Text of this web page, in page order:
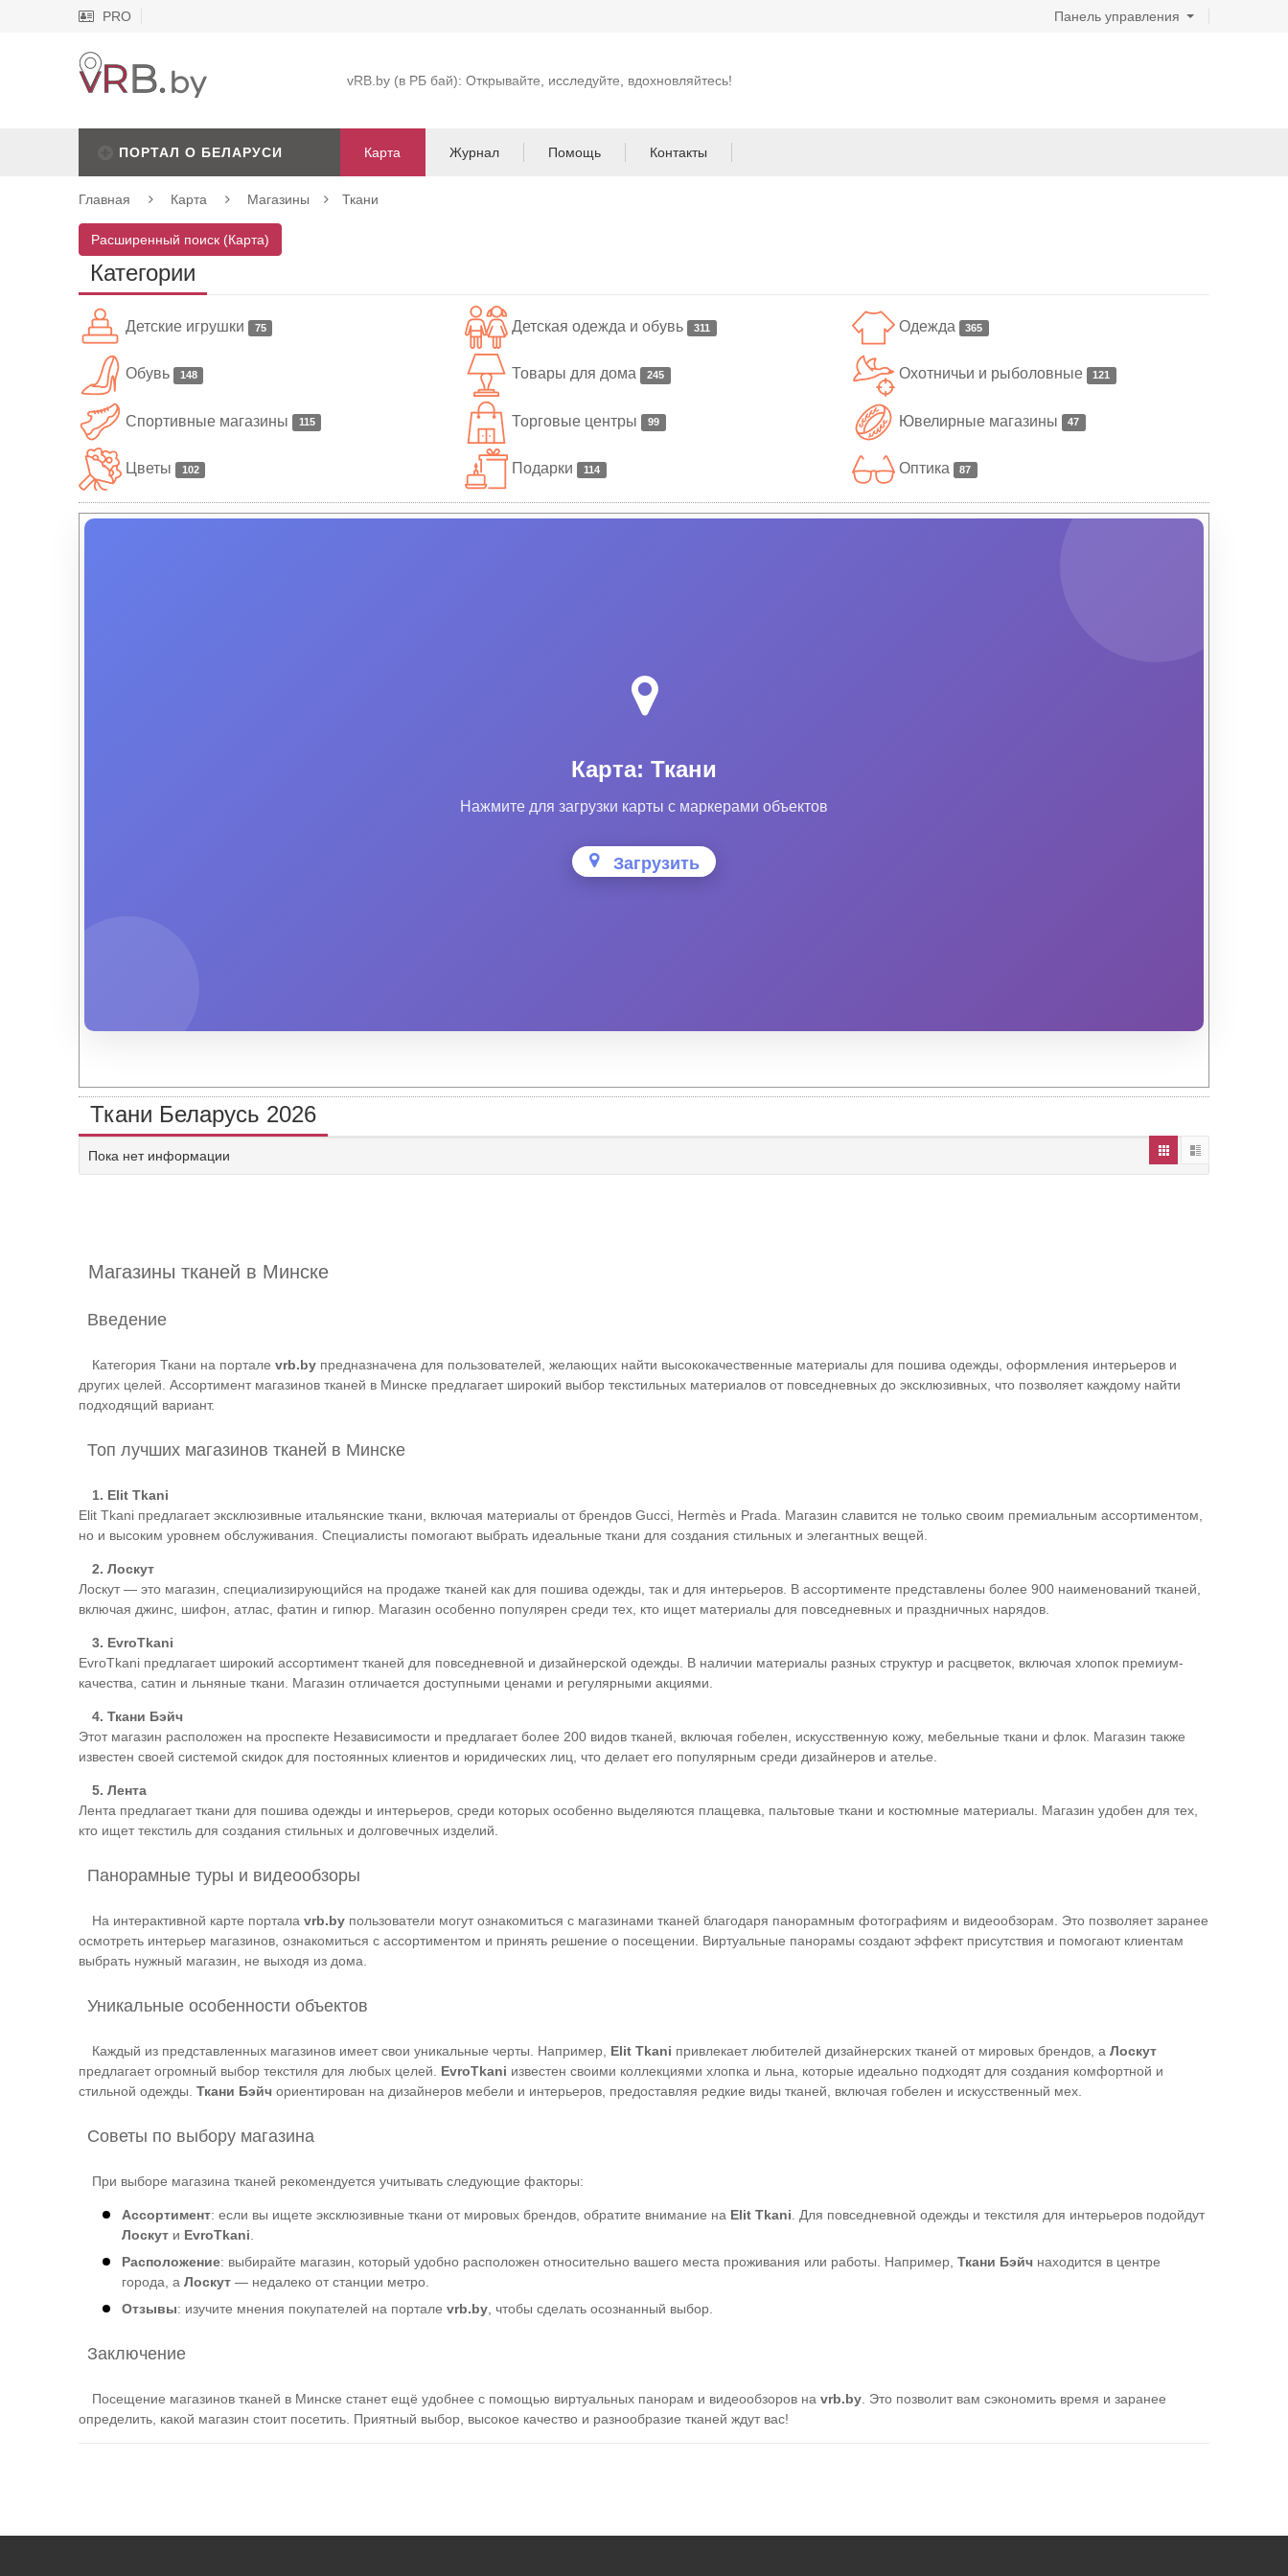
PRO Панель управления
vRB.by (в РБ бай): Открывайте, исследуйте, вдохновляйтесь!
ПОРТАЛ О БЕЛАРУСИ Карта Журнал Помощь Контакты
Главная Карта Магазины Ткани
Расширенный поиск (Карта)
Категории
Детские игрушки 75 Детская одежда и обувь 311 Одежда 365
Обувь 148 Товары для дома 245 Охотничьи и рыболовные 121
Спортивные магазины 115 Торговые центры 99 Ювелирные магазины 47
Цветы 102 Подарки 114 Оптика 87
Карта: Ткани
Нажмите для загрузки карты с маркерами объектов
Загрузить
Ткани Беларусь 2026
Пока нет информации
Магазины тканей в Минске
Введение
Категория Ткани на порталеvrb.by предназначена для пользователей, желающих найти высококачественные материалы для пошива одежды, оформления интерьеров и
других целей. Ассортимент магазинов тканей в Минске предлагает широкий выбор текстильных материалов от повседневных до эксклюзивных, что позволяет каждому найти
подходящий вариант.
Топ лучших магазинов тканей в Минске
1. Elit Tkani
Elit Tkani предлагает эксклюзивные итальянские ткани, включая материалы от брендов Gucci, Hermès и Prada. Магазин славится не только своим премиальным ассортиментом,
но и высоким уровнем обслуживания. Специалисты помогают выбрать идеальные ткани для создания стильных и элегантных вещей.
2. Лоскут
Лоскут — это магазин, специализирующийся на продаже тканей как для пошива одежды, так и для интерьеров. В ассортименте представлены более 900 наименований тканей,
включая джинс, шифон, атлас, фатин и гипюр. Магазин особенно популярен среди тех, кто ищет материалы для повседневных и праздничных нарядов.
3. EvroTkani
EvroTkani предлагает широкий ассортимент тканей для повседневной и дизайнерской одежды. В наличии материалы разных структур и расцветок, включая хлопок премиум-
качества, сатин и льняные ткани. Магазин отличается доступными ценами и регулярными акциями.
4. Ткани Бэйч
Этот магазин расположен на проспекте Независимости и предлагает более 200 видов тканей, включая гобелен, искусственную кожу, мебельные ткани и флок. Магазин также
известен своей системой скидок для постоянных клиентов и юридических лиц, что делает его популярным среди дизайнеров и ателье.
5. Лента
Лента предлагает ткани для пошива одежды и интерьеров, среди которых особенно выделяются плащевка, пальтовые ткани и костюмные материалы. Магазин удобен для тех,
кто ищет текстиль для создания стильных и долговечных изделий.
Панорамные туры и видеообзоры
На интерактивной карте порталаvrb.by пользователи могут ознакомиться с магазинами тканей благодаря панорамным фотографиям и видеообзорам. Это позволяет заранее
осмотреть интерьер магазинов, ознакомиться с ассортиментом и принять решение о посещении. Виртуальные панорамы создают эффект присутствия и помогают клиентам
выбрать нужный магазин, не выходя из дома.
Уникальные особенности объектов
Каждый из представленных магазинов имеет свои уникальные черты. Например, Elit Tkani привлекает любителей дизайнерских тканей от мировых брендов, аЛоскут
предлагает огромный выбор текстиля для любых целей. EvroTkani известен своими коллекциями хлопка и льна, которые идеально подходят для создания комфортной и
стильной одежды.Ткани Бэйч ориентирован на дизайнеров мебели и интерьеров, предоставляя редкие виды тканей, включая гобелен и искусственный мех.
Советы по выбору магазина
При выборе магазина тканей рекомендуется учитывать следующие факторы:
Ассортимент: если вы ищете эксклюзивные ткани от мировых брендов, обратите внимание на Elit Tkani . Для повседневной одежды и текстиля для интерьеров подойдут
Лоскут и EvroTkani
Расположение: выбирайте магазин, который удобно расположен относительно вашего места проживания или работы. Например,Ткани Бэйч находится в центре
города, аЛоскут — недалеко от станции метро.
Отзывы: изучите мнения покупателей на порталеvrb.by , чтобы сделать осознанный выбор.
Заключение
Посещение магазинов тканей в Минске станет ещё удобнее с помощью виртуальных панорам и видеообзоров наvrb.by . Это позволит вам сэкономить время и заранее
определить, какой магазин стоит посетить. Приятный выбор, высокое качество и разнообразие тканей ждут вас!